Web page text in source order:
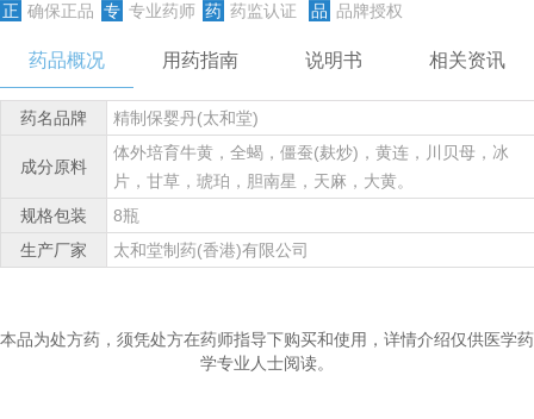
正 确保正品 专 专业药师 药 药监认证 品 品牌授权
药品概况 用药指南 说明书 相关资讯
药名品牌 精制保婴丹(太和堂)
成分原料
体外培育牛黄，全蝎，僵蚕(麸炒)，黄连，川贝母，冰
片，甘草，琥珀，胆南星，天麻，大黄。
规格包装
8瓶
生产厂家
太和堂制药(香港)有限公司
本品为处方药，须凭处方在药师指导下购买和使用，详情介绍仅供医学药
学专业人士阅读。